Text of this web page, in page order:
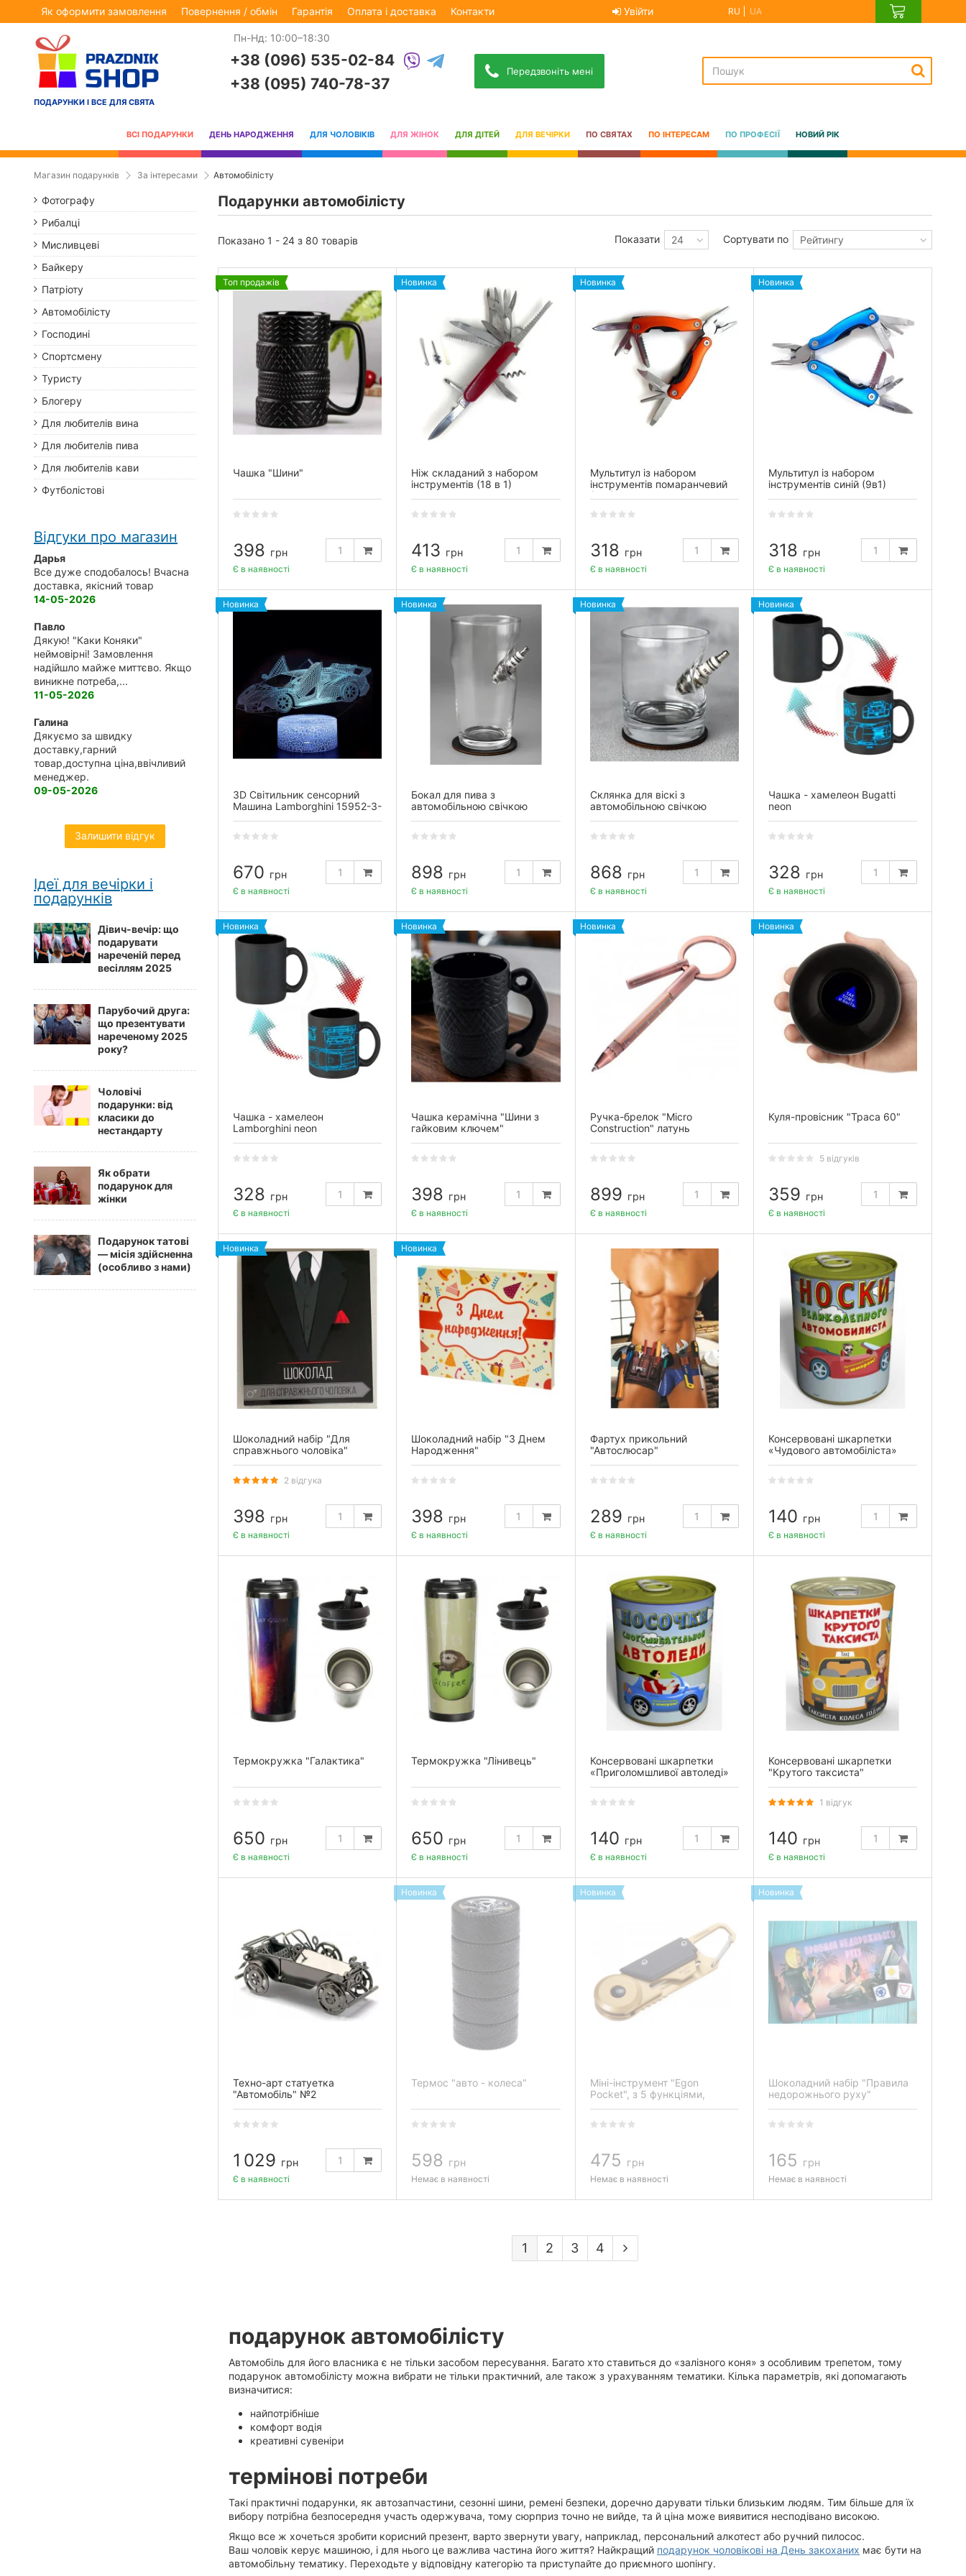
Як оформити замовлення Повернення / обмін Гарантія Оплата і доставка Контакти Увійти RU UA
ПОДАРУНКИ І ВСЕ ДЛЯ СВЯТА
Пн-Нд: 10:00–18:30
+38 (096) 535-02-84
+38 (095) 740-78-37
Передзвоніть мені
ВСІ ПОДАРУНКИ ДЕНЬ НАРОДЖЕННЯ ДЛЯ ЧОЛОВІКІВ ДЛЯ ЖІНОК ДЛЯ ДІТЕЙ ДЛЯ ВЕЧІРКИ ПО СВЯТАХ ПО ІНТЕРЕСАМ ПО ПРОФЕСІЇ НОВИЙ РІК
Магазин подарунків За інтересами Автомобілісту
Подарунки автомобілісту
подарунок автомобілісту
Автомобіль для його власника є не тільки засобом пересування. Багато хто ставиться до «залізного коня» з особливим трепетом, тому
подарунок автомобілісту можна вибрати не тільки практичний, але також з урахуванням тематики. Кілька параметрів, які допомагають
визначитися:
найпотрібніше
комфорт водія
креативні сувеніри
термінові потреби
Такі практичні подарунки, як автозапчастини, сезонні шини, ремені безпеки, доречно дарувати тільки близьким людям. Тим більше для їх
вибору потрібна безпосередня участь одержувача, тому сюрприз точно не вийде, та й ціна може виявитися несподівано високою.
Якщо все ж хочеться зробити корисний презент, варто звернути увагу, наприклад, персональний алкотест або ручний пилосос.
Ваш чоловік керує машиною, і для нього це важлива частина його життя? Найкращий подарунок чоловікові на День закоханих має бути на
автомобільну тематику. Переходьте у відповідну категорію та приступайте до приємного шопінгу.
Показано 1 - 24 з 80 товарів Сортувати по Рейтингу
Показати 24
Топ продажів
Чашка "Шини"
398 грн
Є в наявності
Новинка
Ніж складаний з набором
інструментів (18 в 1)
413 грн
Є в наявності
Новинка
Мультитул із набором
інструментів помаранчевий
(9в1)
318 грн
Є в наявності
Новинка
Мультитул із набором
інструментів синій (9в1)
318 грн
Є в наявності
Новинка
3D Світильник сенсорний
Машина Lamborghini 15952-3-
670 грн
Є в наявності
Новинка
Бокал для пива з
автомобільною свічкою
898 грн
Є в наявності
Новинка
Склянка для віскі з
автомобільною свічкою
868 грн
Є в наявності
Новинка
Чашка - хамелеон Bugatti
neon
328 грн
Є в наявності
Новинка
Чашка - хамелеон
Lamborghini neon
328 грн
Є в наявності
Новинка
Чашка керамічна "Шини з
гайковим ключем"
398 грн
Є в наявності
Новинка
Ручка-брелок "Micro
Construction" латунь
899 грн
Є в наявності
Новинка
Куля-провісник "Траса 60"
5 відгуків
359 грн
Є в наявності
Новинка
Шоколадний набір "Для
справжнього чоловіка"
2 відгука
398 грн
Є в наявності
Новинка
Шоколадний набір "З Днем
Народження"
398 грн
Є в наявності
Фартух прикольний
"Автослюсар"
289 грн
Є в наявності
Консервовані шкарпетки
«Чудового автомобіліста»
140 грн
Є в наявності
Термокружка "Галактика"
650 грн
Є в наявності
Термокружка "Лінивець"
650 грн
Є в наявності
Консервовані шкарпетки
«Приголомшливої автоледі»
140 грн
Є в наявності
Консервовані шкарпетки
"Крутого таксиста"
1 відгук
140 грн
Є в наявності
Техно-арт статуетка
"Автомобіль" №2
1 029 грн
Є в наявності
Новинка
Термос "авто - колеса"
598 грн
Немає в наявності
Новинка
Міні-інструмент "Egon
Pocket", з 5 функціями,
475 грн
Немає в наявності
Новинка
Шоколадний набір "Правила
недорожнього руху"
165 грн
Немає в наявності
1 2 3 4
Фотографу
Рибалці
Мисливцеві
Байкеру
Патріоту
Автомобілісту
Господині
Спортсмену
Туристу
Блогеру
Для любителів вина
Для любителів пива
Для любителів кави
Футболістові
Відгуки про магазин
Дарья
Все дуже сподобалось! Вчасна
доставка, якісний товар
14-05-2026
Павло
Дякую! "Каки Коняки"
неймовірні! Замовлення
надійшло майже миттєво. Якщо
виникне потреба,...
11-05-2026
Галина
Дякуємо за швидку
доставку,гарний
товар,доступна ціна,ввічливий
менеджер.
09-05-2026
Залишити відгук
Ідеї для вечірки і
подарунків
Дівич-вечір: що
подарувати
нареченій перед
весіллям 2025
Парубочий друга:
що презентувати
нареченому 2025
року?
Чоловічі
подарунки: від
класики до
нестандарту
Як обрати
подарунок для
жінки
Подарунок татові
— місія здійсненна
(особливо з нами)